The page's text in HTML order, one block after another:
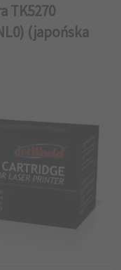
TK5270
(japońska